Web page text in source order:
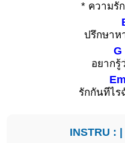
* ความรั
ปรึกษาห
อยาก
G
รู้
รักกันทีไ
Em
ร
INSTRU : |